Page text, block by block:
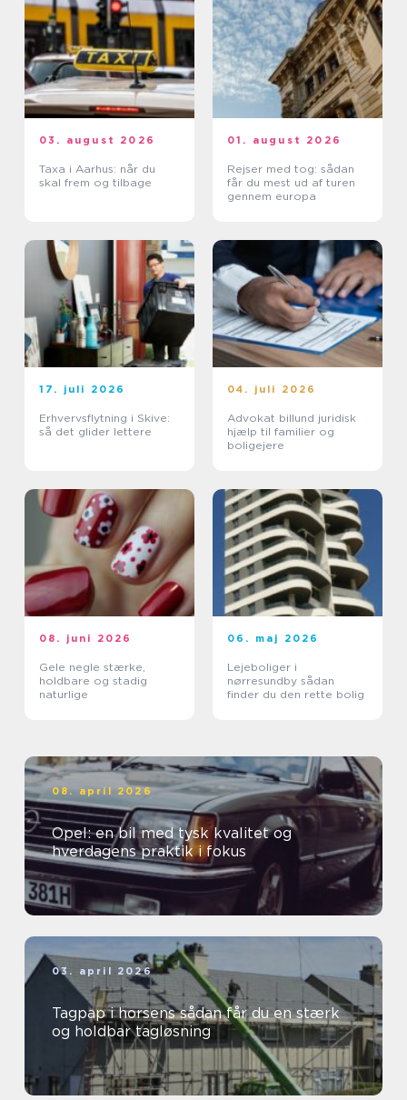
03. august 2026
Taxa i Aarhus: når du
skal frem og tilbage
01. august 2026
Rejser med tog: sådan
får du mest ud af turen
gennem europa
17. juli 2026
Erhvervsflytning i Skive:
så det glider lettere
04. juli 2026
Advokat billund juridisk
hjælp til familier og
boligejere
08. juni 2026
Gele negle stærke,
holdbare og stadig
naturlige
06. maj 2026
Lejeboliger i
nørresundby sådan
finder du den rette bolig
08. april 2026
Opel: en bil med tysk kvalitet og
hverdagens praktik i fokus
03. april 2026
Tagpap i horsens sådan får du en stærk
og holdbar tagløsning